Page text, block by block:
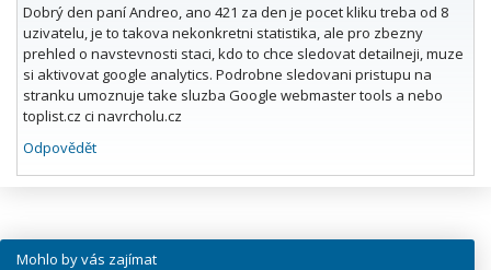
Dobrý den paní Andreo, ano 421 za den je pocet kliku treba od 8
uzivatelu, je to takova nekonkretni statistika, ale pro zbezny
prehled o navstevnosti staci, kdo to chce sledovat detailneji, muze
si aktivovat google analytics. Podrobne sledovani pristupu na
stranku umoznuje take sluzba Google webmaster tools a nebo
toplist.cz ci navrcholu.cz
Odpovědět
Mohlo by vás zajímat